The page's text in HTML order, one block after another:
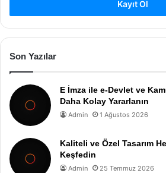
Kayıt Ol
Son Yazılar
E İmza ile e-Devlet ve
Daha Kolay Yararlanın
Admin 1 Ağustos 2026
Kaliteli ve Özel Tasarım
Keşfedin
Admin 25 Temmuz 2026